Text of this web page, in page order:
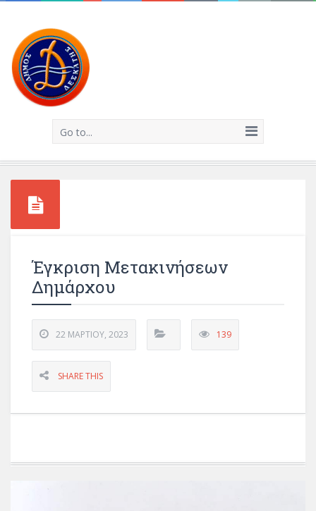
Go to...
Έγκριση Μετακινήσεων
Δημάρχου
22 ΜΑΡΤΊΟΥ, 2023 139
SHARE THIS